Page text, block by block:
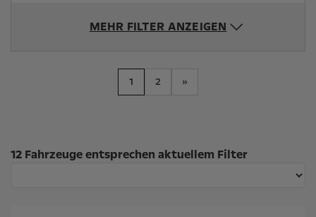
MEHR FILTER ANZEIGEN
1 2 »
Suchergebnisse
12 Fahrzeuge entsprechen aktuellem Filter